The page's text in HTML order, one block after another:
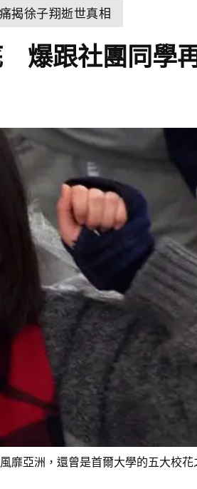
揭徐子翔逝世真相
爆跟社團同學
亞洲，還曾是首爾大學的五大校花